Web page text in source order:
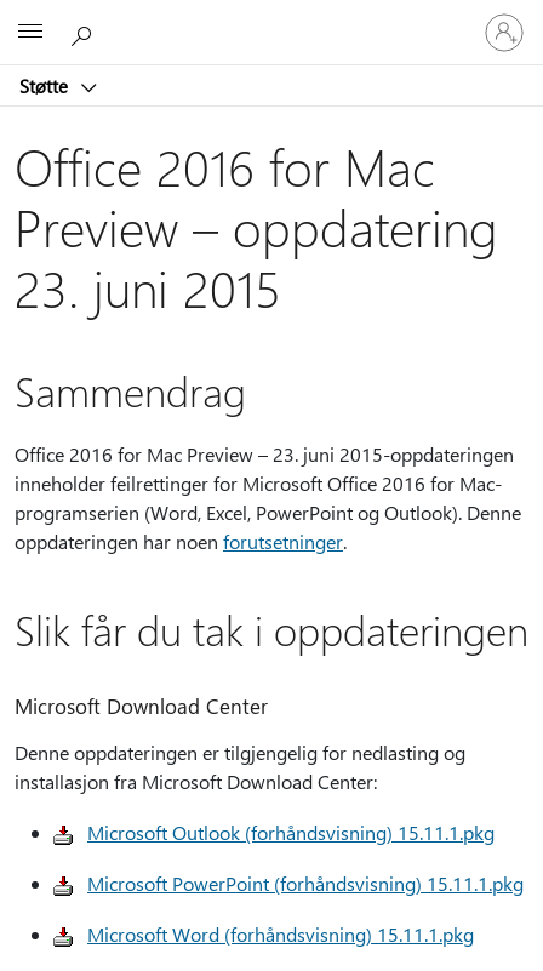
Støtte
Logg
på
kontoen
Office 2016 for Mac
Preview – oppdatering
23. juni 2015
Sammendrag
Office 2016 for Mac Preview – 23. juni 2015-oppdateringen
inneholder feilrettinger for Microsoft Office 2016 for Mac-
programserien (Word, Excel, PowerPoint og Outlook). Denne
oppdateringen har noen forutsetninger.
Slik får du tak i oppdateringen
Microsoft Download Center
Denne oppdateringen er tilgjengelig for nedlasting og
installasjon fra Microsoft Download Center:
Microsoft Outlook (forhåndsvisning) 15.11.1.pkg
Microsoft PowerPoint (forhåndsvisning) 15.11.1.pkg
Microsoft Word (forhåndsvisning) 15.11.1.pkg